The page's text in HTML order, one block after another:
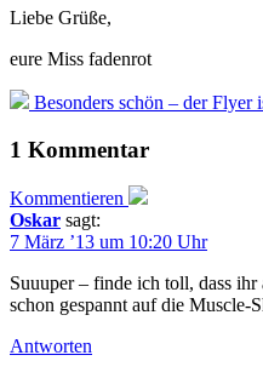
Liebe Grüße,
eure Miss fadenrot
Besonders schön – der Flyer
1 Kommentar
Kommentieren
Oskar sagt:
7 März ’13 um 10:20 Uhr
Suuuper – finde ich toll, dass
schon gespannt auf die Muscle-
Antworten